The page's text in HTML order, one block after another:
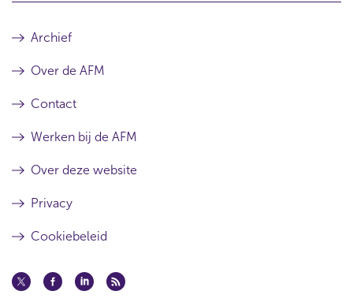
Archief
Over de AFM
Contact
Werken bij de AFM
Over deze website
Privacy
Cookiebeleid